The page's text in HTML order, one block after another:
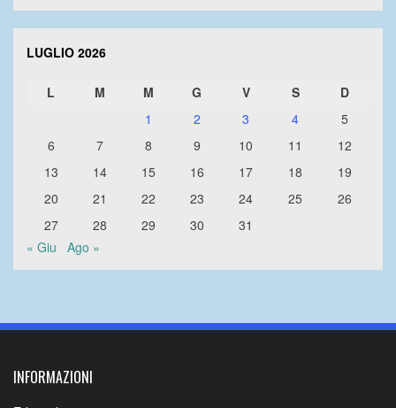
LUGLIO 2026
L M M G V S
D
1
2 3 4
5
6
7 8 9 10 11
12
13
14 15 16 17 18
19
20
21 22 23 24 25
26
27
28 29 30
31
« Giu
Ago »
INFORMAZIONI